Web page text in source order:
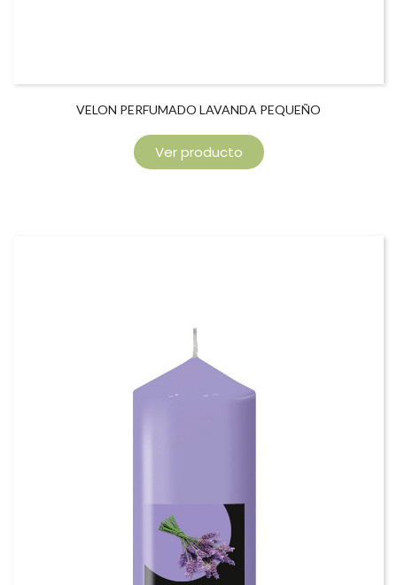
VELON PERFUMADO LAVANDA PEQUEÑO
Ver producto